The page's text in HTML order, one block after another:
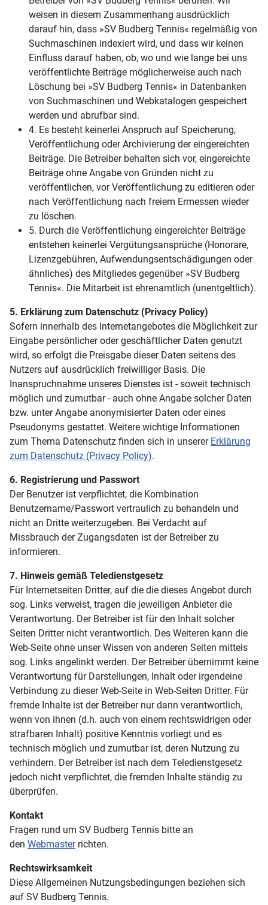
weisen in diesem Zusammenhang ausdrücklich
darauf hin, dass »SV Budberg Tennis« regelmäßig von
Suchmaschinen indexiert wird, und dass wir keinen
Einfluss darauf haben, ob, wo und wie lange bei uns
veröffentlichte Beiträge möglicherweise auch nach
Löschung bei »SV Budberg Tennis« in Datenbanken
von Suchmaschinen und Webkatalogen gespeichert
werden und abrufbar sind.
4. Es besteht keinerlei Anspruch auf Speicherung,
Veröffentlichung oder Archivierung der eingereichten
Beiträge. Die Betreiber behalten sich vor, eingereichte
Beiträge ohne Angabe von Gründen nicht zu
veröffentlichen, vor Veröffentlichung zu editieren oder
nach Veröffentlichung nach freiem Ermessen wieder
zu löschen.
5. Durch die Veröffentlichung eingereichter Beiträge
entstehen keinerlei Vergütungsansprüche (Honorare,
Lizenzgebühren, Aufwendungsentschädigungen oder
ähnliches) des Mitgliedes gegenüber »SV Budberg
Tennis«. Die Mitarbeit ist ehrenamtlich (unentgeltlich).
5. Erklärung zum Datenschutz (Privacy Policy)
Sofern innerhalb des Internetangebotes die Möglichkeit zur
Eingabe persönlicher oder geschäftlicher Daten genutzt
wird, so erfolgt die Preisgabe dieser Daten seitens des
Nutzers auf ausdrücklich freiwilliger Basis. Die
Inanspruchnahme unseres Dienstes ist - soweit technisch
möglich und zumutbar - auch ohne Angabe solcher Daten
bzw. unter Angabe anonymisierter Daten oder eines
Pseudonyms gestattet. Weitere wichtige Informationen
zum Thema Datenschutz finden sich in unserer Erklärung
zum Datenschutz (Privacy Policy).
6. Registrierung und Passwort
Der Benutzer ist verpflichtet, die Kombination
Benutzername/Passwort vertraulich zu behandeln und
nicht an Dritte weiterzugeben. Bei Verdacht auf
Missbrauch der Zugangsdaten ist der Betreiber zu
informieren.
7. Hinweis gemäß Teledienstgesetz
Für Internetseiten Dritter, auf die die dieses Angebot durch
sog. Links verweist, tragen die jeweiligen Anbieter die
Verantwortung. Der Betreiber ist für den Inhalt solcher
Seiten Dritter nicht verantwortlich. Des Weiteren kann die
Web-Seite ohne unser Wissen von anderen Seiten mittels
sog. Links angelinkt werden. Der Betreiber übernimmt keine
Verantwortung für Darstellungen, Inhalt oder irgendeine
Verbindung zu dieser Web-Seite in Web-Seiten Dritter. Für
fremde Inhalte ist der Betreiber nur dann verantwortlich,
wenn von ihnen (d.h. auch von einem rechtswidrigen oder
strafbaren Inhalt) positive Kenntnis vorliegt und es
technisch möglich und zumutbar ist, deren Nutzung zu
verhindern. Der Betreiber ist nach dem Teledienstgesetz
jedoch nicht verpflichtet, die fremden Inhalte ständig zu
überprüfen.
Kontakt
Fragen rund um SV Budberg Tennis bitte an
den Webmasterrichten.
Rechtswirksamkeit
Diese Allgemeinen Nutzungsbedingungen beziehen sich
auf SV Budberg Tennis.